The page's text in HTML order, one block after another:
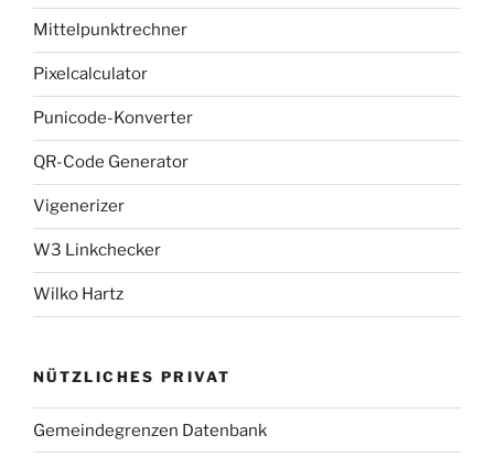
Mittelpunktrechner
Pixelcalculator
Punicode-Konverter
QR-Code Generator
Vigenerizer
W3 Linkchecker
Wilko Hartz
NÜTZLICHES PRIVAT
Gemeindegrenzen Datenbank